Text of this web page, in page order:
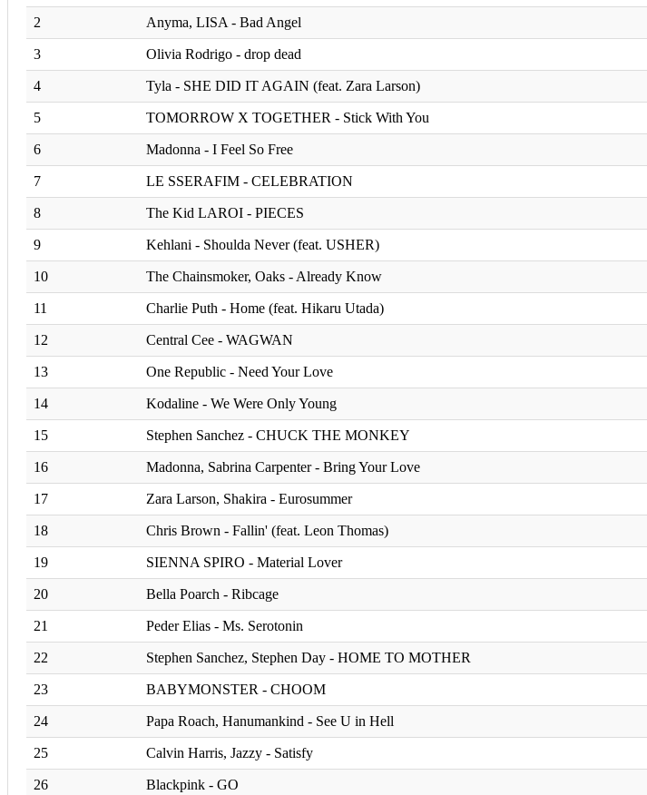
2 Anyma, LISA - Bad Angel
3 Olivia Rodrigo - drop dead
4 Tyla - SHE DID IT AGAIN (feat. Zara Larson)
5 TOMORROW X TOGETHER - Stick With You
6 Madonna - I Feel So Free
7 LE SSERAFIM - CELEBRATION
8 The Kid LAROI - PIECES
9 Kehlani - Shoulda Never (feat. USHER)
10 The Chainsmoker, Oaks - Already Know
11 Charlie Puth - Home (feat. Hikaru Utada)
12 Central Cee - WAGWAN
13 One Republic - Need Your Love
14 Kodaline - We Were Only Young
15 Stephen Sanchez - CHUCK THE MONKEY
16 Madonna, Sabrina Carpenter - Bring Your Love
17 Zara Larson, Shakira - Eurosummer
18 Chris Brown - Fallin' (feat. Leon Thomas)
19 SIENNA SPIRO - Material Lover
20 Bella Poarch - Ribcage
21 Peder Elias - Ms. Serotonin
22 Stephen Sanchez, Stephen Day - HOME TO MOTHER
23 BABYMONSTER - CHOOM
24 Papa Roach, Hanumankind - See U in Hell
25 ⁠Calvin Harris, Jazzy - Satisfy
26 Blackpink - GO